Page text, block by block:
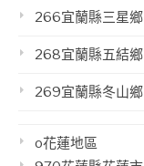
266宜蘭縣三星鄉
268宜蘭縣五結鄉
269宜蘭縣冬山鄉
o花蓮地區